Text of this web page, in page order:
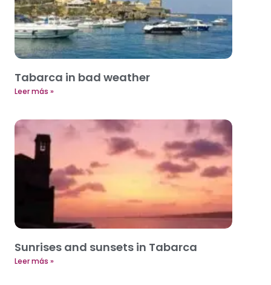
Tabarca in bad weather
Leer más »
Sunrises and sunsets in Tabarca
Leer más »